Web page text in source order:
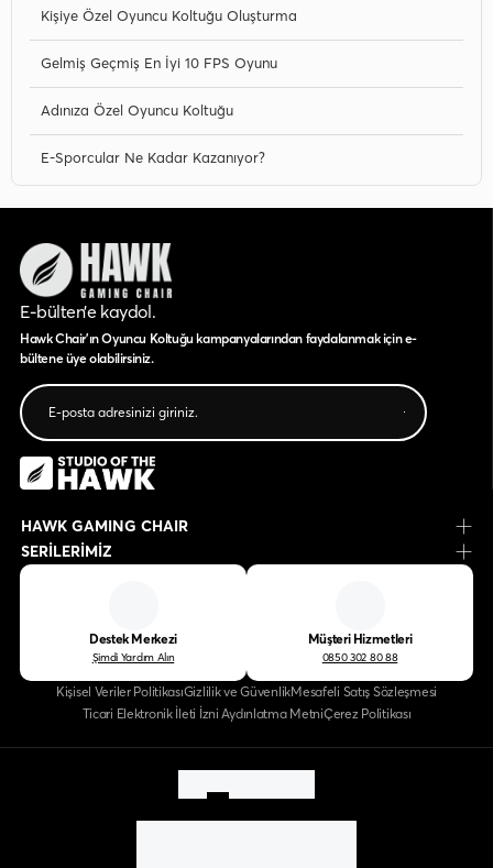
Kişiye Özel Oyuncu Koltuğu Oluşturma
Gelmiş Geçmiş En İyi 10 FPS Oyunu
Adınıza Özel Oyuncu Koltuğu
E-Sporcular Ne Kadar Kazanıyor?
E-bülten’e kaydol.
Hawk Chair'ın Oyuncu Koltuğu kampanyalarından faydalanmak için e-
bültene üye olabilirsiniz.
HAWK GAMING CHAIR
SERİLERİMİZ
Destek Merkezi
Şimdi Yardım Alın
Müşteri Hizmetleri
0850 302 80 88
Kişisel Veriler PolitikasıGizlilik ve GüvenlikMesafeli Satış Sözleşmesi
Ticari Elektronik İleti İzni Aydınlatma MetniÇerez Politikası